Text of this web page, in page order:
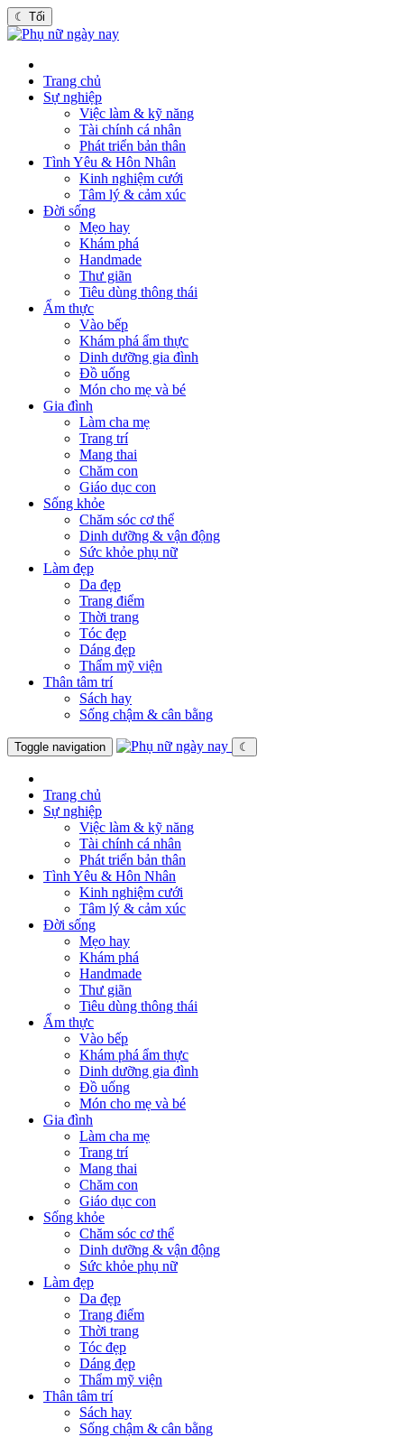
☾ Tối
Trang chủ
Sự nghiệp
Việc làm & kỹ năng
Tài chính cá nhân
Phát triển bản thân
Tình Yêu & Hôn Nhân
Kinh nghiệm cưới
Tâm lý & cảm xúc
Đời sống
Mẹo hay
Khám phá
Handmade
Thư giãn
Tiêu dùng thông thái
Ẩm thực
Vào bếp
Khám phá ẩm thực
Dinh dưỡng gia đình
Đồ uống
Món cho mẹ và bé
Gia đình
Làm cha mẹ
Trang trí
Mang thai
Chăm con
Giáo dục con
Sống khỏe
Chăm sóc cơ thể
Dinh dưỡng & vận động
Sức khỏe phụ nữ
Làm đẹp
Da đẹp
Trang điểm
Thời trang
Tóc đẹp
Dáng đẹp
Thẩm mỹ viện
Thân tâm trí
Sách hay
Sống chậm & cân bằng
Toggle navigation ☾
Trang chủ
Sự nghiệp
Việc làm & kỹ năng
Tài chính cá nhân
Phát triển bản thân
Tình Yêu & Hôn Nhân
Kinh nghiệm cưới
Tâm lý & cảm xúc
Đời sống
Mẹo hay
Khám phá
Handmade
Thư giãn
Tiêu dùng thông thái
Ẩm thực
Vào bếp
Khám phá ẩm thực
Dinh dưỡng gia đình
Đồ uống
Món cho mẹ và bé
Gia đình
Làm cha mẹ
Trang trí
Mang thai
Chăm con
Giáo dục con
Sống khỏe
Chăm sóc cơ thể
Dinh dưỡng & vận động
Sức khỏe phụ nữ
Làm đẹp
Da đẹp
Trang điểm
Thời trang
Tóc đẹp
Dáng đẹp
Thẩm mỹ viện
Thân tâm trí
Sách hay
Sống chậm & cân bằng